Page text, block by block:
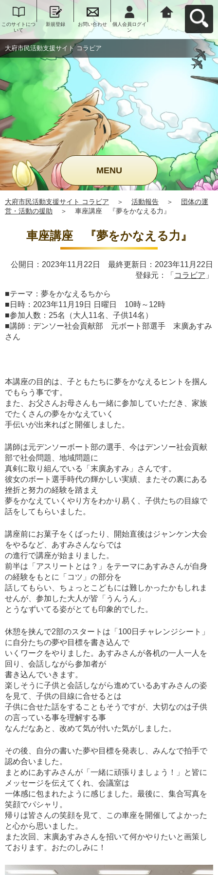
このサイトにつ
いて
新規登録 お問い合わせ
個人会員ログイ
ン
大府市民活動支
援サイト コラビ
アへ戻る
大府市民活動支援サイト コラビア
MENU
大府市民活動支援サイト コラビア ＞ 活動報告 ＞
団体の運
営・活動の援助
＞ 車座講座 『夢をかなえる力』
車座講座 『夢をかなえる力』
公開日：2023年11月22日 最終更新日：2023年11月22日
登録元：「 コラビア 」
■テーマ：夢をかなえるちから
■日時：2023年11月19日 日曜日 10時～12時
■参加人数：25名（大人11名、子供14名）
■講師：デンソー社会貢献部 元ボート部選手 末廣あすみ
さん
本講座の目的は、子ともたちに夢をかなえるヒントを掴ん
でもらう事です。
また、お父さんお母さんも一緒に参加していただき、家族
でたくさんの夢をかなえていく
手伝いが出来ればと開催しました。
講師は元デンソーボート部の選手、今はデンソー社会貢献
部で社会問題、地域問題に
真剣に取り組んでいる「末廣あすみ」さんです。
彼女のボート選手時代の輝かしい実績、またその裏にある
挫折と努力の経験を踏まえ
夢をかなえていくやり方をわかり易く、子供たちの目線で
話をしてもらいました。
講座前にお菓子をくばったり、開始直後はジャンケン大会
をやるなど、あすみさんならでは
の進行で講座が始まりました。
前半は「アスリートとは？」をテーマにあすみさんが自身
の経験をもとに「コツ」の部分を
話してもらい、ちょっとこどもには難しかったかもしれま
せんが、参加した大人が皆「うんうん」
とうなずいてる姿がとても印象的でした。
休憩を挟んで2部のスタートは「100日チャレンジシート」
に自分たちの夢や目標を書き込んで
いくワークをやりました。あすみさんが各机の一人一人を
回り、会話しながら参加者が
書き込んでいきます。
楽しそうに子供と会話しながら進めているあすみさんの姿
を見て、子供の目線に合せるとは
子供に合せた話をすることもそうですが、大切なのは子供
の言っている事を理解する事
なんだなあと、改めて気が付いた気がしました。
その後、自分の書いた夢や目標を発表し、みんなで拍手で
認め合いました。
まとめにあすみさんが「一緒に頑張りましょう！」と皆に
メッセージを伝えてくれ、会議室は
一体感に包まれたように感じました。最後に、集合写真を
笑顔でパシャリ。
帰りは皆さんの笑顔を見て、この車座を開催してよかった
と心から思いました。
また次回、末廣あすみさんを招いて何かやりたいと画策し
ております。おたのしみに！